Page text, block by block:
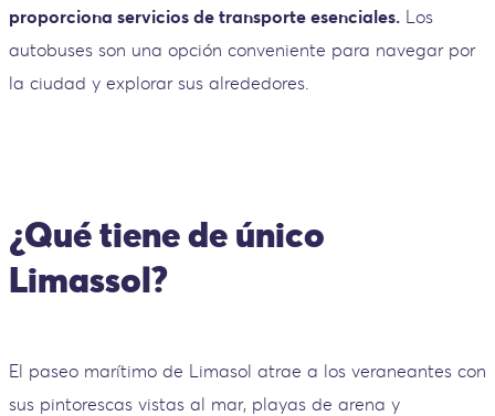
proporciona servicios de transporte esenciales. Los
autobuses son una opción conveniente para navegar por
la ciudad y explorar sus alrededores.
¿Qué tiene de único
Limassol?
El paseo marítimo de Limasol atrae a los veraneantes con
sus pintorescas vistas al mar, playas de arena y